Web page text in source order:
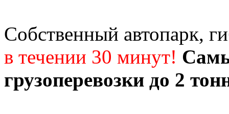
Собственный автопарк,
в течении 30 минут!
грузоперевозки до 2